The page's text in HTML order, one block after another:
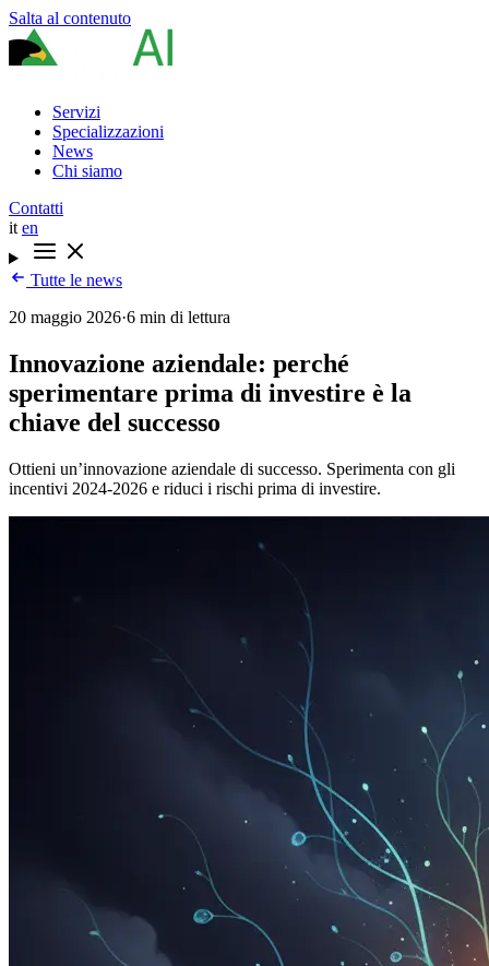
Salta al contenuto
Servizi
Specializzazioni
News
Chi siamo
Contatti
it en
Tutte le news
20 maggio 2026·6 min di lettura
Innovazione aziendale: perché
sperimentare prima di investire è la
chiave del successo
Ottieni un’innovazione aziendale di successo. Sperimenta con gli
incentivi 2024-2026 e riduci i rischi prima di investire.